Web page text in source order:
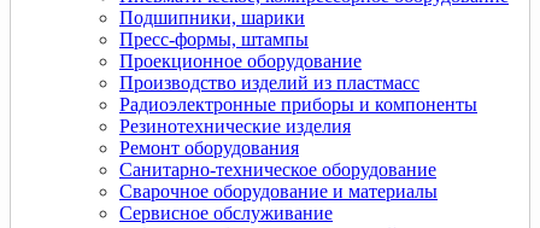
Подшипники, шарики
Пресс-формы, штампы
Проекционное оборудование
Производство изделий из пластмасс
Радиоэлектронные приборы и компоненты
Резинотехнические изделия
Ремонт оборудования
Санитарно-техническое оборудование
Сварочное оборудование и материалы
Сервисное обслуживание